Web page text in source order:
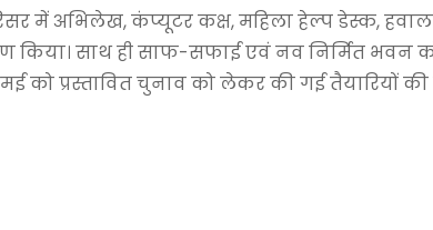
में अभिलेख, कंप्यूटर कक्ष, महिला हेल्प डेस्क,
किया। साथ ही साफ-सफाई एवं नव निर्मित भवन
को प्रस्तावित चुनाव को लेकर की गई तैयारियों की